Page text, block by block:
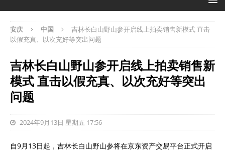
安庆 中国
吉林长白山野山参开启线上拍卖销售新模式 直击
以假充真、以次充好等突出问题
吉林长白山野山参开启线上拍卖销售新
模式 直击以假充真、以次充好等突出
问题
2024年9月13日 星期五 17:56
自9月13日起，吉林长白山野山参将在京东资产交易平台正式开启